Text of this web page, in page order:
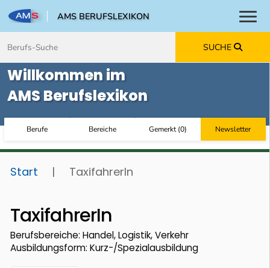
AMS BERUFSLEXIKON
SUCHE
Willkommen im
AMS Berufslexikon
Berufe Bereiche Gemerkt(0) Newsletter
Start | TaxifahrerIn
TaxifahrerIn
Berufsbereiche: Handel, Logistik, Verkehr
Ausbildungsform: Kurz-/Spezialausbildung